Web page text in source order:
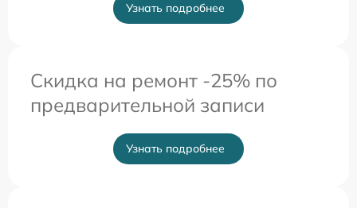
Узнать подробнее
Скидка на ремонт -25% по
предварительной записи
Узнать подробнее